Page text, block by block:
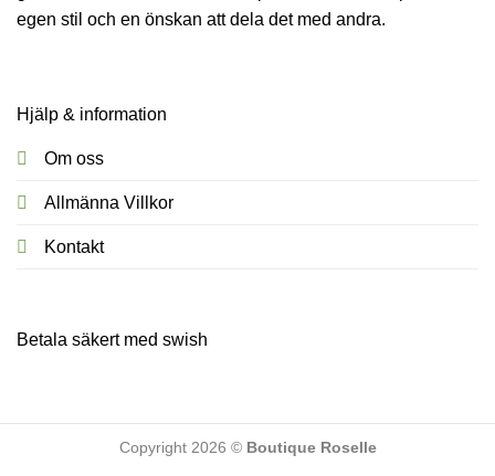
egen stil och en önskan att dela det med andra.
Hjälp & information
Om oss
Allmänna Villkor
Kontakt
Betala säkert med swish
Copyright 2026 © Boutique Roselle